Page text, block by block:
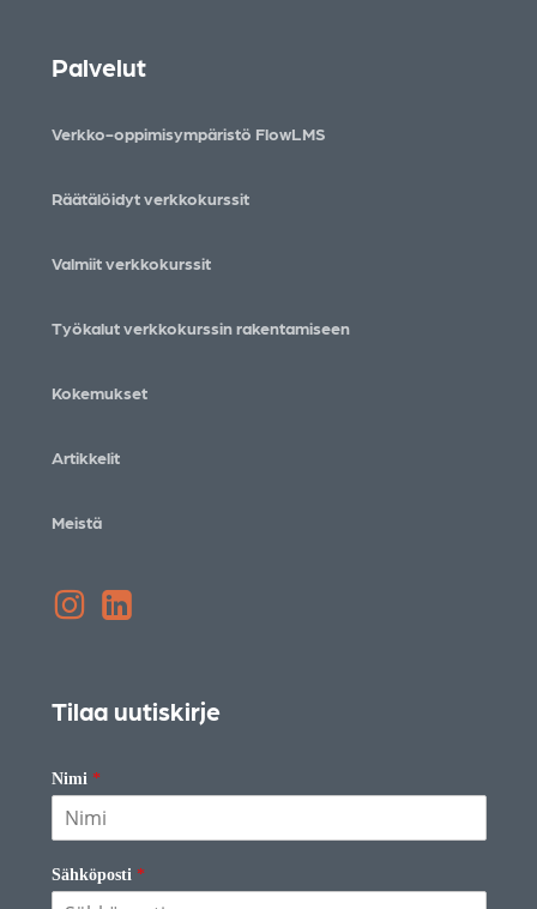
Palvelut
Verkko-oppimisympäristö FlowLMS
Räätälöidyt verkkokurssit
Valmiit verkkokurssit
Työkalut verkkokurssin rakentamiseen
Kokemukset
Artikkelit
Meistä
Instagram
LinkedIn
Tilaa uutiskirje
Nimi *
Sähköposti *